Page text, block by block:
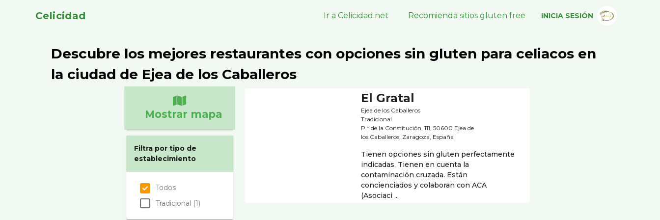
Celicidad Ir a Celicidad.net Recomienda sitios gluten free INICIA SESIÓN
Descubre los mejores restaurantes con opciones sin gluten para celiacos en
la ciudad de Ejea de los Caballeros
Mostrar mapa
Filtra por tipo de
establecimiento
Todos
Tradicional (1)
El Gratal
Ejea de los Caballeros
Tradicional
P.º de la Constitución, 111, 50600 Ejea de
los Caballeros, Zaragoza, España
Tienen opciones sin gluten perfectamente
indicadas. Tienen en cuenta la
contaminación cruzada. Están
concienciados y colaboran con ACA
(Asociaci ...